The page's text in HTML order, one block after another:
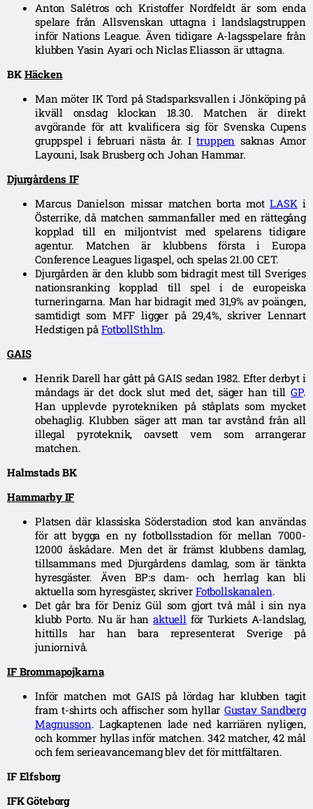
Anton Salétros och Kristoffer Nordfeldt är som enda
spelare från Allsvenskan uttagna i landslagstruppen
inför Nations League. Även tidigare A-lagsspelare från
klubben Yasin Ayari och Niclas Eliasson är uttagna.
BK Häcken
Man möter IK Tord på Stadsparksvallen i Jönköping på
ikväll onsdag klockan 18.30. Matchen är direkt
avgörande för att kvalificera sig för Svenska Cupens
gruppspel i februari nästa år. Itruppen saknas Amor
Layouni, Isak Brusberg och Johan Hammar.
Djurgårdens IF
Marcus Danielson missar matchen borta motLASKi
Österrike, då matchen sammanfaller med en rättegång
kopplad till en miljontvist med spelarens tidigare
agentur. Matchen är klubbens första i Europa
Conference Leagues ligaspel, och spelas 21.00 CET.
Djurgården är den klubb som bidragit mest till Sveriges
nationsranking kopplad till spel i de europeiska
turneringarna. Man har bidragit med 31,9% av poängen,
samtidigt som MFF ligger på 29,4%, skriver Lennart
Hedstigen påFotbollSthlm.
GAIS
Henrik Darell har gått på GAIS sedan 1982. Efter derbyt i
måndags är det dock slut med det, säger han tillGP.
Han upplevde pyrotekniken på ståplats som mycket
obehaglig. Klubben säger att man tar avstånd från all
illegal pyroteknik, oavsett vem som arrangerar
matchen.
Halmstads BK
Hammarby IF
Platsen där klassiska Söderstadion stod kan användas
för att bygga en ny fotbollsstadion för mellan 7000-
12000 åskådare. Men det är främst klubbens damlag,
tillsammans med Djurgårdens damlag, som är tänkta
hyresgäster. Även BP:s dam- och herrlag kan bli
aktuella som hyresgäster, skriver Fotbollskanalen.
Det går bra för Deniz Gül som gjort två mål i sin nya
klubb Porto. Nu är hanaktuell för Turkiets A-landslag,
hittills har han bara representerat Sverige på
juniornivå.
IF Brommapojkarna
Inför matchen mot GAIS på lördag har klubben tagit
fram t-shirts och affischer som hyllar Gustav Sandberg
Magnusson. Lagkaptenen lade ned karriären nyligen,
och kommer hyllas inför matchen. 342 matcher, 42 mål
och fem serieavancemang blev det för mittfältaren.
IF Elfsborg
IFK Göteborg